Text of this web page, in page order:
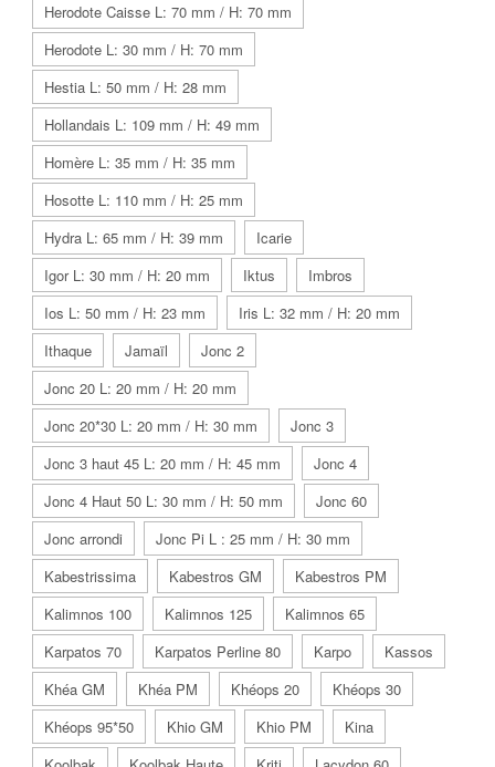
Herodote Caisse L: 70 mm / H: 70 mm
Herodote L: 30 mm / H: 70 mm
Hestia L: 50 mm / H: 28 mm
Hollandais L: 109 mm / H: 49 mm
Homère L: 35 mm / H: 35 mm
Hosotte L: 110 mm / H: 25 mm
Hydra L: 65 mm / H: 39 mm
Icarie
Igor L: 30 mm / H: 20 mm
Iktus
Imbros
Ios L: 50 mm / H: 23 mm
Iris L: 32 mm / H: 20 mm
Ithaque
Jamaïl
Jonc 2
Jonc 20 L: 20 mm / H: 20 mm
Jonc 20*30 L: 20 mm / H: 30 mm
Jonc 3
Jonc 3 haut 45 L: 20 mm / H: 45 mm
Jonc 4
Jonc 4 Haut 50 L: 30 mm / H: 50 mm
Jonc 60
Jonc arrondi
Jonc Pi L : 25 mm / H: 30 mm
Kabestrissima
Kabestros GM
Kabestros PM
Kalimnos 100
Kalimnos 125
Kalimnos 65
Karpatos 70
Karpatos Perline 80 Karpo
Kassos
Khéa GM
Khéa PM Khéops 20
Khéops 30
Khéops 95*50
Khio GM Khio PM
Kina